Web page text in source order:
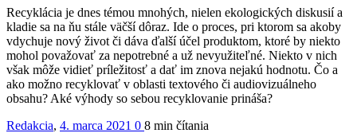
Recyklácia je dnes témou mnohých, nielen ekologických diskusií a
kladie sa na ňu stále väčší dôraz. Ide o proces, pri ktorom sa akoby
vdychuje nový život či dáva ďalší účel produktom, ktoré by niekto
mohol považovať za nepotrebné a už nevyužiteľné. Niekto v nich
však môže vidieť príležitosť a dať im znova nejakú hodnotu. Čo a
ako možno recyklovať v oblasti textového či audiovizuálneho
obsahu? Aké výhody so sebou recyklovanie prináša?
Redakcia, 4. marca 2021 0 8 min čítania